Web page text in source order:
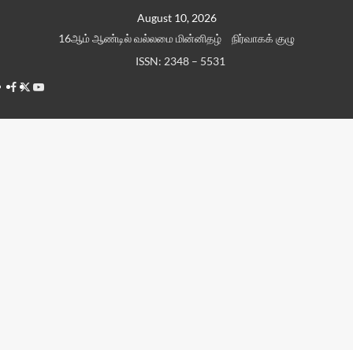
August 10, 2026
16ஆம் ஆண்டில் வல்லமை மின்னிதழ்
நிர்வாகக் குழு
ISSN: 2348 – 5531
Facebook
TwitterYoutube